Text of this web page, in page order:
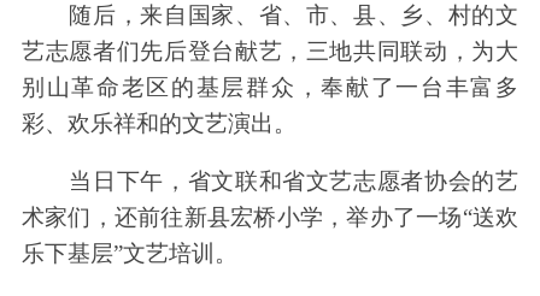
随后，来自国家、省、市、县、乡、村的文
艺志愿者们先后登台献艺，三地共同联动，为大
别山革命老区的基层群众，奉献了一台丰富多
彩、欢乐祥和的文艺演出。
当日下午，省文联和省文艺志愿者协会的艺
术家们，还前往新县宏桥小学，举办了一场“送欢
乐下基层”文艺培训。